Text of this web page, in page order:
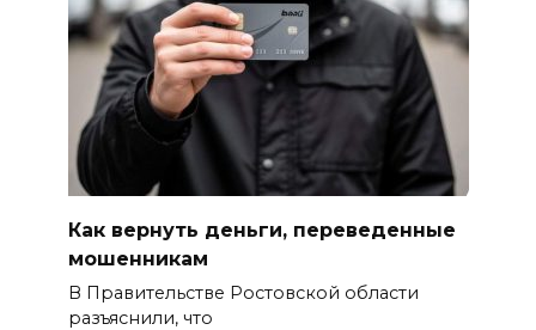
Как вернуть деньги, переведенные
мошенникам
В Правительстве Ростовской области
разъяснили, что